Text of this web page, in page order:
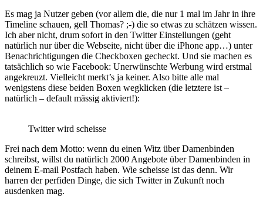
Es mag ja Nutzer geben (vor allem die, die nur 1 mal im Jahr in ihre
Timeline schauen, gell Thomas? ;-) die so etwas zu schätzen wissen.
Ich aber nicht, drum sofort in den Twitter Einstellungen (geht
natürlich nur über die Webseite, nicht über die iPhone app…) unter
Benachrichtigungen die Checkboxen gecheckt. Und sie machen es
tatsächlich so wie Facebook: Unerwünschte Werbung wird erstmal
angekreuzt. Vielleicht merkt’s ja keiner. Also bitte alle mal
wenigstens diese beiden Boxen wegklicken (die letztere ist –
natürlich – default mässig aktiviert!):
Twitter wird scheisse
Frei nach dem Motto: wenn du einen Witz über Damenbinden
schreibst, willst du natürlich 2000 Angebote über Damenbinden in
deinem E-mail Postfach haben. Wie scheisse ist das denn. Wir
harren der perfiden Dinge, die sich Twitter in Zukunft noch
ausdenken mag.